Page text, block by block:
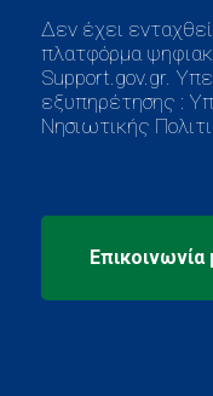
Δεν έχει
πλατφόρμα
Support.gov.gr.
εξυπηρέτησης :
Νησιωτικής